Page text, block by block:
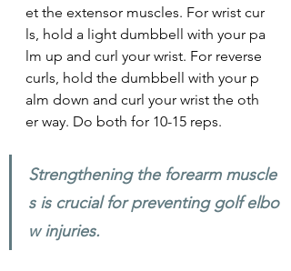
et the extensor muscles. For wrist cur
ls, hold a light dumbbell with your pa
lm up and curl your wrist. For reverse
curls, hold the dumbbell with your p
alm down and curl your wrist the oth
er way. Do both for 10-15 reps.
Strengthening the forearm muscle
s is crucial for preventing golf elbo
w injuries.